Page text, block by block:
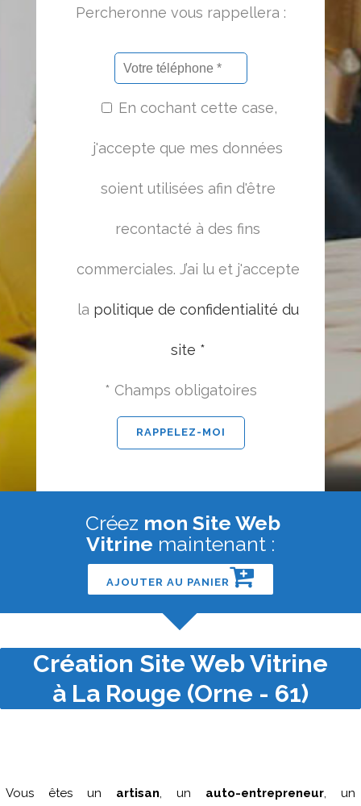
Percheronne vous rappellera :
En cochant cette case,
j'accepte que mes données
soient utilisées afin d'être
recontacté à des fins
commerciales. J’ai lu et j'accepte
la politique de confidentialité du
site *
* Champs obligatoires
Créez mon Site Web
Vitrine maintenant :
AJOUTER AU PANIER
Création Site Web Vitrine
à La Rouge (Orne - 61)
Vous êtes un artisan, un auto-entrepreneur, un